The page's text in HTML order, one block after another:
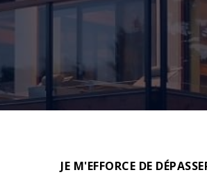
JE M'EFFORCE DE